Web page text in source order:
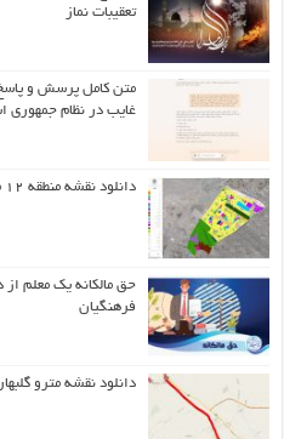
تعقیبات نماز
متن کامل پرسش و
غایب در نظام جمهوری
دانلود نقشه منطقه ۱۲ مشهد (الهیه) به تفکیک کاربریها
حق مالکانه یک معلم
فرهنگیان
دانلود نقشه مترو گلبهار